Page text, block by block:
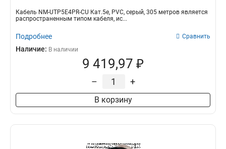
Кабель NM-UTP5E4PR-CU Кат.5e, PVC, серый, 305 метров является
распространенным типом кабеля, ис...
Подробнее Сравнить
Наличие: В наличии
9 419,97 ₽
– +
В корзину